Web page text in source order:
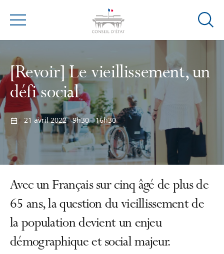
Menu
Ouvrir
[Revoir] Le vieillissement, un
défi social
21 avril 2022 9h30 - 16h30
Avec un Français sur cinq âgé de plus de
65 ans, la question du vieillissement de
la population devient un enjeu
démographique et social majeur.